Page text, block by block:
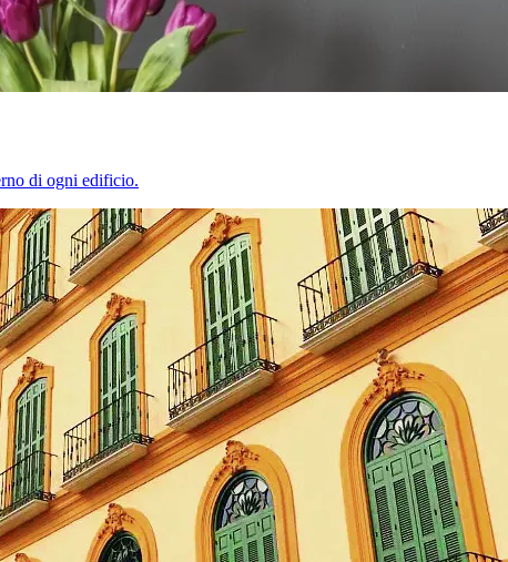
di ogni edificio.